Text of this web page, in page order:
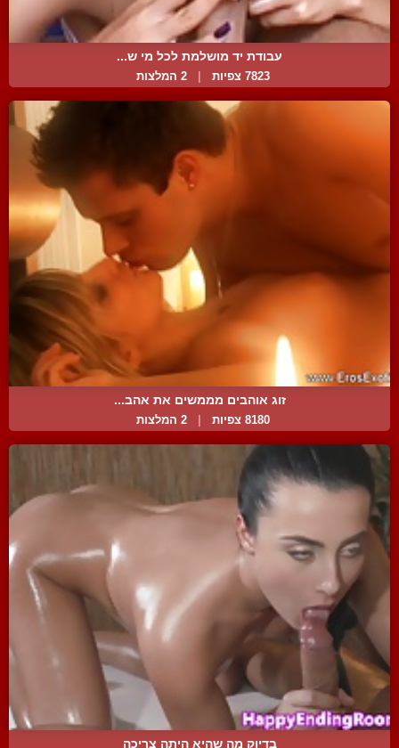
עבודת יד מושלמת לכל מי ש...
7823 צפיות 2 המלצות
זוג אוהבים מממשים את אהב...
8180 צפיות | 2 המלצות
בדיוק מה שהיא היתה צריכה